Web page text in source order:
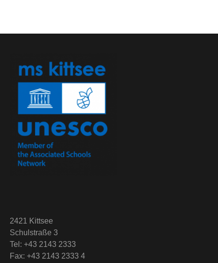
2421 Kittsee
Schulstraße 3
Tel: +43 2143 2333
Fax: +43 2143 2333 4